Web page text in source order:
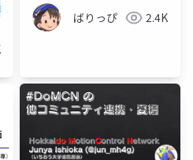
ばりっぴ 2.4K